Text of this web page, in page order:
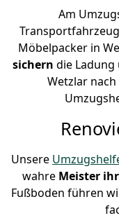
Am
Möbelpacker in
sichern die
Wetzlar nach
Unsere
wahre Meister
Fußboden führen